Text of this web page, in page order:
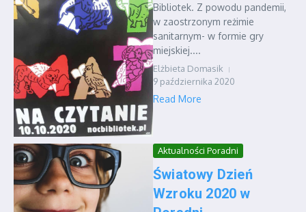
Bibliotek. Z powodu pandemii,
w zaostrzonym reżimie
sanitarnym- w formie gry
miejskiej....
Elżbieta Domasik
9 października 2020
Read More
Aktualności Poradni
Światowy Dzień
Wzroku 2020 w